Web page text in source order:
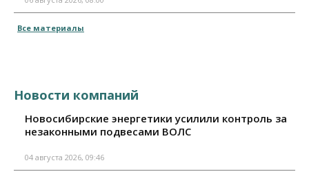
Все материалы
Новости компаний
Новосибирские энергетики усилили контроль за
незаконными подвесами ВОЛС
04 августа 2026, 09:46